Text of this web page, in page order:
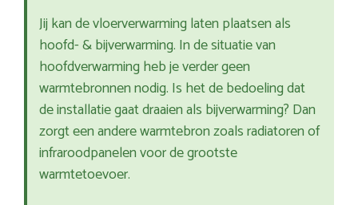
Jij kan de vloerverwarming laten plaatsen als
hoofd- & bijverwarming. In de situatie van
hoofdverwarming heb je verder geen
warmtebronnen nodig. Is het de bedoeling dat
de installatie gaat draaien als bijverwarming? Dan
zorgt een andere warmtebron zoals radiatoren of
infraroodpanelen voor de grootste
warmtetoevoer.